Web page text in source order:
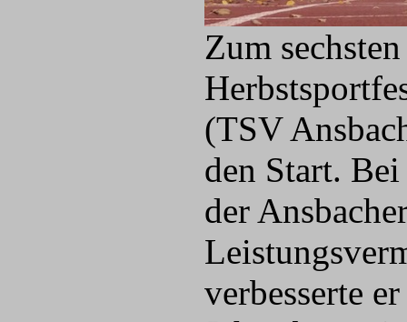
Zum
(TSV
den Start.
der
verbesserte